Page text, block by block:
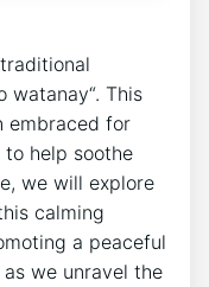
watanay“. This
‍embraced for
help soothe
we will explore
calming
a peaceful
we unravel the